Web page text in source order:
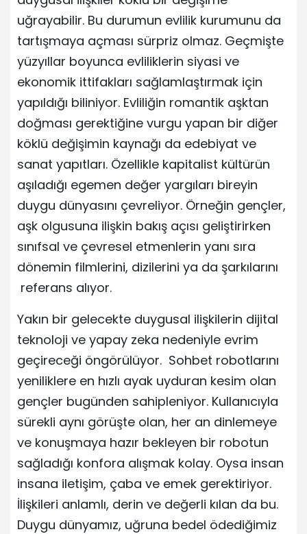
uğrayabilir. Bu durumun evlilik kurumunu da
tartışmaya açması sürpriz olmaz. Geçmişte
yüzyıllar boyunca evliliklerin siyasi ve
ekonomik ittifakları sağlamlaştırmak için
yapıldığı biliniyor. Evliliğin romantik aşktan
doğması gerektiğine vurgu yapan bir diğer
köklü değişimin kaynağı da edebiyat ve
sanat yapıtları. Özellikle kapitalist kültürün
aşıladığı egemen değer yargıları bireyin
duygu dünyasını çevreliyor. Örneğin gençler,
aşk olgusuna ilişkin bakış açısı geliştirirken
sınıfsal ve çevresel etmenlerin yanı sıra
dönemin filmlerini, dizilerini ya da şarkılarını
referans alıyor.
Yakın bir gelecekte duygusal ilişkilerin dijital
teknoloji ve yapay zeka nedeniyle evrim
geçireceği öngörülüyor. Sohbet robotlarını
yeniliklere en hızlı ayak uyduran kesim olan
gençler bugünden sahipleniyor. Kullanıcıyla
sürekli aynı görüşte olan, her an dinlemeye
ve konuşmaya hazır bekleyen bir robotun
sağladığı konfora alışmak kolay. Oysa insan
insana iletişim, çaba ve emek gerektiriyor.
İlişkileri anlamlı, derin ve değerli kılan da bu.
Duygu dünyamız, uğruna bedel ödediğimiz